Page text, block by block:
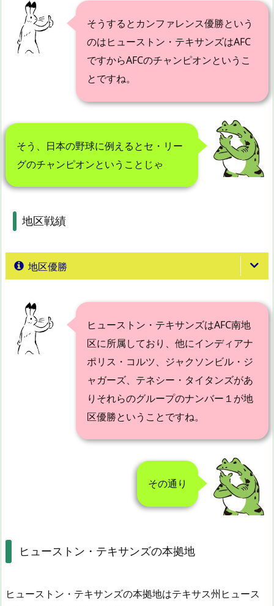
そうするとカンファレンス優勝という
のはヒューストン・テキサンズはAFC
ですからAFCのチャンピオンというこ
とですね。
そう、日本の野球に例えるとセ・リー
グのチャンピオンということじゃ
地区戦績
地区優勝
ヒューストン・テキサンズはAFC南地
区に所属しており、他にインディアナ
ポリス・コルツ、ジャクソンビル・ジ
ャガーズ、テネシー・タイタンズがあ
りそれらのグループのナンバー１が地
区優勝ということですね。
その通り
ヒューストン・テキサンズの本拠地
ヒューストン・テキサンズの本拠地はテキサス州ヒュース